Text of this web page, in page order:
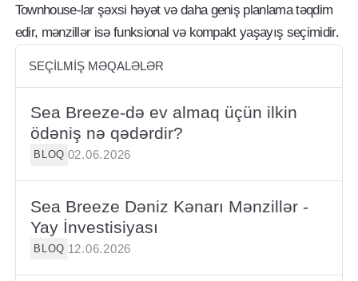
Townhouse-lar şəxsi həyət və daha geniş planlama təqdim
edir, mənzillər isə funksional və kompakt yaşayış seçimidir.
SEÇILMIŞ MƏQALƏLƏR
Sea Breeze-də ev almaq üçün ilkin
ödəniş nə qədərdir?
BLOQ 02.06.2026
Sea Breeze Dəniz Kənarı Mənzillər -
Yay İnvestisiyası
BLOQ 12.06.2026